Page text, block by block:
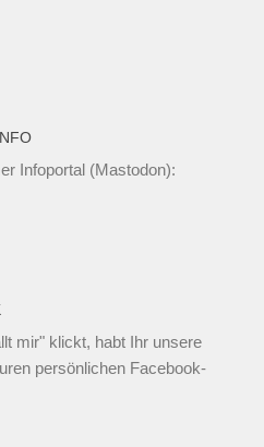
Infoportal (Mastodon):
mir" klickt, habt Ihr unsere
persönlichen Facebook-